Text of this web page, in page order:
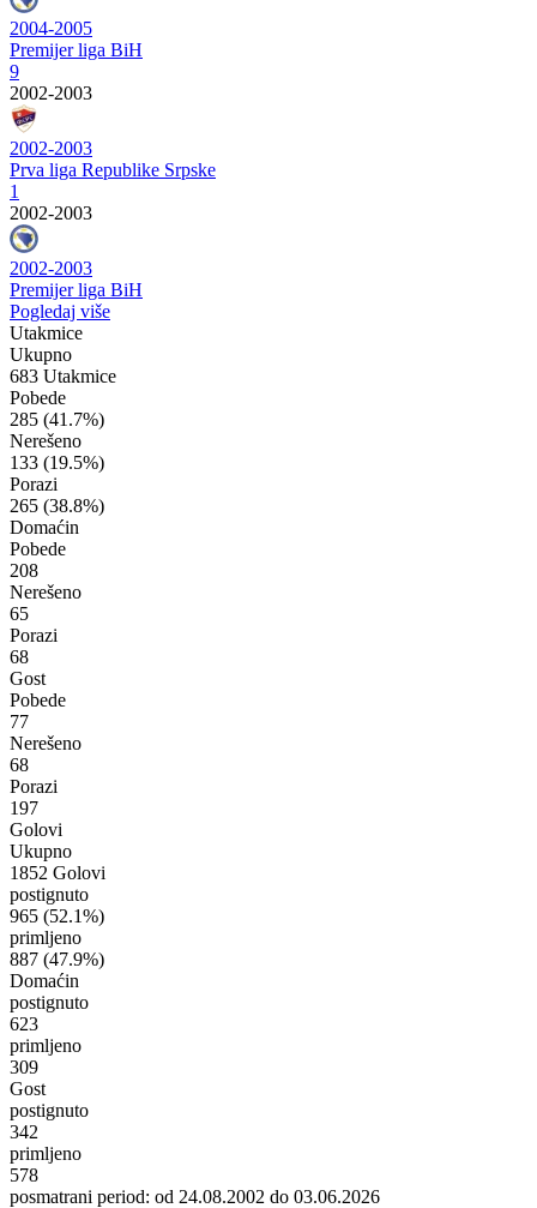
2004-2005
Premijer liga BiH
9
2002-2003
2002-2003
Prva liga Republike Srpske
1
2002-2003
2002-2003
Premijer liga BiH
Pogledaj više
Utakmice
Ukupno
683 Utakmice
Pobede
285 (41.7%)
Nerešeno
133 (19.5%)
Porazi
265 (38.8%)
Domaćin
Pobede
208
Nerešeno
65
Porazi
68
Gost
Pobede
77
Nerešeno
68
Porazi
197
Golovi
Ukupno
1852 Golovi
postignuto
965 (52.1%)
primljeno
887 (47.9%)
Domaćin
postignuto
623
primljeno
309
Gost
postignuto
342
primljeno
578
posmatrani period: od 24.08.2002 do 03.06.2026